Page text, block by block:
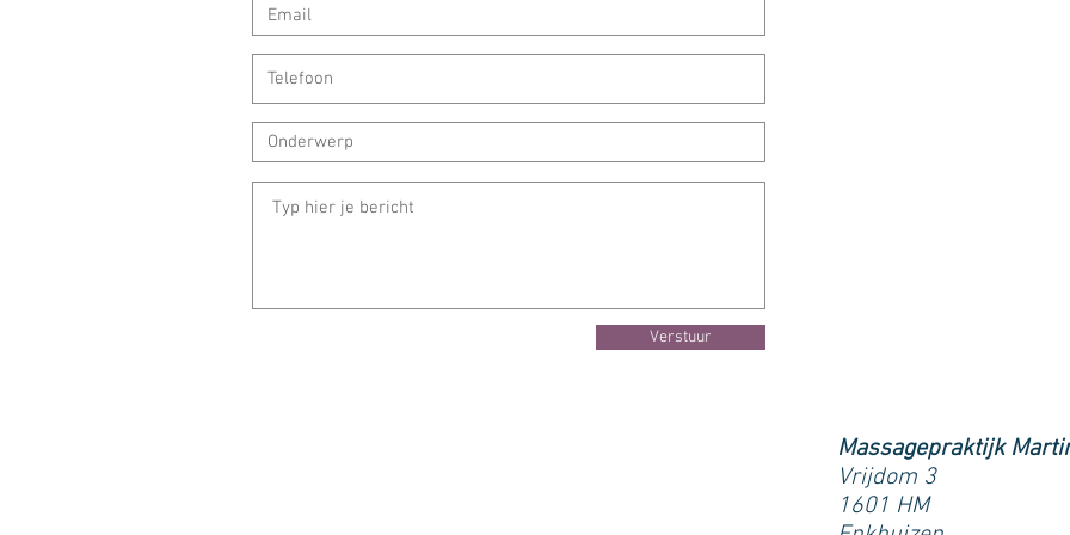
Verstuur
Massagepraktijk
Vrijdom 3
1601 HM